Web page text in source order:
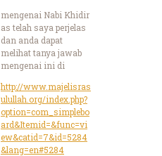
mengenai Nabi Khidir
as telah saya perjelas
dan anda dapat
melihat tanya jawab
mengenai ini di
http://www.majelisras
ulullah.org/index.php?
option=com_simplebo
ard&Itemid=&func=vi
ew&catid=7&id=5284
&lang=en#5284